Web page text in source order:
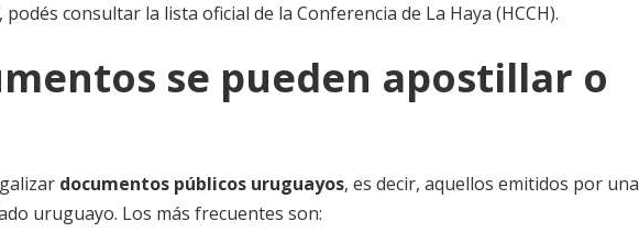
consultar la lista oficial de la Conferencia de La Haya (HCCH).
se pueden apostillar o
documentos públicos uruguayos, es decir, aquellos emitidos por una
uruguayo. Los más frecuentes son: